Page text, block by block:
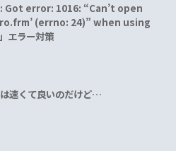
Got error: 1016: “Can’t open
(errno: 24)” when using
エラー対策
速くて良いのだけど…